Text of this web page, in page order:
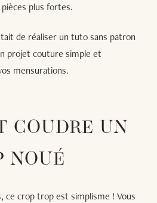
plus fortes.
de réaliser un tuto sans patron
projet couture simple et
mensurations.
COUDRE UN
NOUÉ
ce crop trop est simplisme ! Vous